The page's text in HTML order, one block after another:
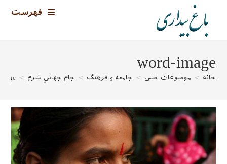
فهرست
word-image
خانه > موضوعات اصلی > جامعه و فرهنگ > جام جهانیِ شرم >